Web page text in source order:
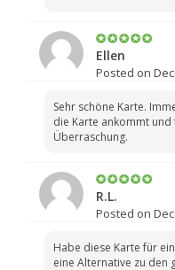
Ellen
Posted on
Sehr schöne Karte.
die Karte ankommt
Überraschung.
R.L.
Posted on
Habe diese Karte für
eine Alternative zu den